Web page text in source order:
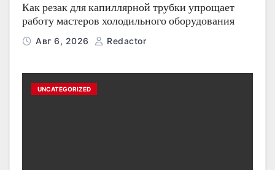
Как резак для капиллярной трубки упрощает
работу мастеров холодильного оборудования
Авг 6, 2026 Redactor
UNCATEGORIZED